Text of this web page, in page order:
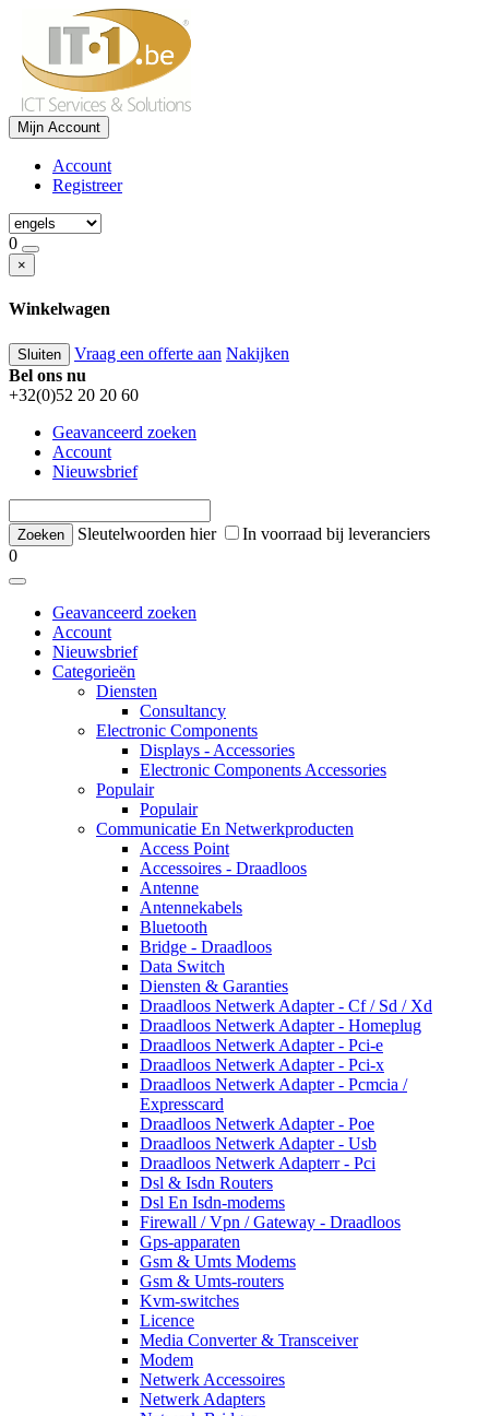
Mijn Account
Account
Registreer
0
×
Winkelwagen
Sluiten Vraag een offerte aan Nakijken
Bel ons nu
+32(0)52 20 20 60
Geavanceerd zoeken
Account
Nieuwsbrief
Sleutelwoorden hier
In voorraad bij leveranciers
0
Geavanceerd zoeken
Account
Nieuwsbrief
Categorieën
Diensten
Consultancy
Electronic Components
Displays - Accessories
Electronic Components Accessories
Populair
Populair
Communicatie En Netwerkproducten
Access Point
Accessoires - Draadloos
Antenne
Antennekabels
Bluetooth
Bridge - Draadloos
Data Switch
Diensten & Garanties
Draadloos Netwerk Adapter - Cf / Sd / Xd
Draadloos Netwerk Adapter - Homeplug
Draadloos Netwerk Adapter - Pci-e
Draadloos Netwerk Adapter - Pci-x
Draadloos Netwerk Adapter - Pcmcia /
Expresscard
Draadloos Netwerk Adapter - Poe
Draadloos Netwerk Adapter - Usb
Draadloos Netwerk Adapterr - Pci
Dsl & Isdn Routers
Dsl En Isdn-modems
Firewall / Vpn / Gateway - Draadloos
Gps-apparaten
Gsm & Umts Modems
Gsm & Umts-routers
Kvm-switches
Licence
Media Converter & Transceiver
Modem
Netwerk Accessoires
Netwerk Adapters